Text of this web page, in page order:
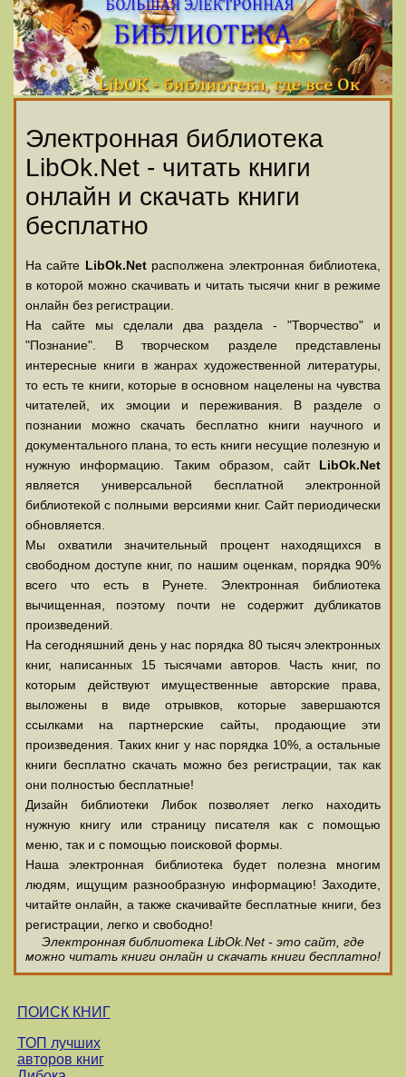
Электронная библиотека
LibOk.Net - читать книги
онлайн и скачать книги
бесплатно
На сайте LibOk.Netрасполжена электронная библиотека,
в которой можно скачивать и читать тысячи книг в режиме
онлайн без регистрации.
На сайте мы сделали два раздела - "Творчество" и
"Познание". В творческом разделе представлены
интересные книги в жанрах художественной литературы,
то есть те книги, которые в основном нацелены на чувства
читателей, их эмоции и переживания. В разделе о
познании можно скачать бесплатно книги научного и
документального плана, то есть книги несущие полезную и
нужную информацию. Таким образом, сайт LibOk.Net
является универсальной бесплатной электронной
библиотекой с полными версиями книг. Сайт периодически
обновляется.
Мы охватили значительный процент находящихся в
свободном доступе книг, по нашим оценкам, порядка 90%
всего что есть в Рунете. Электронная библиотека
вычищенная, поэтому почти не содержит дубликатов
произведений.
На сегодняшний день у нас порядка 80 тысяч электронных
книг, написанных 15 тысячами авторов. Часть книг, по
которым действуют имущественные авторские права,
выложены в виде отрывков, которые завершаются
ссылками на партнерские сайты, продающие эти
произведения. Таких книг у нас порядка 10%, а остальные
книги бесплатно скачать можно без регистрации, так как
они полностью бесплатные!
Дизайн библиотеки Либок позволяет легко находить
нужную книгу или страницу писателя как с помощью
меню, так и с помощью поисковой формы.
Наша электронная библиотека будет полезна многим
людям, ищущим разнообразную информацию! Заходите,
читайте онлайн, а также скачивайте бесплатные книги, без
регистрации, легко и свободно!
Электронная библиотека LibOk.Net - это сайт, где
можно читать книги онлайн и скачать книги бесплатно!
ПОИСК КНИГ
ТОП лучших
авторов книг